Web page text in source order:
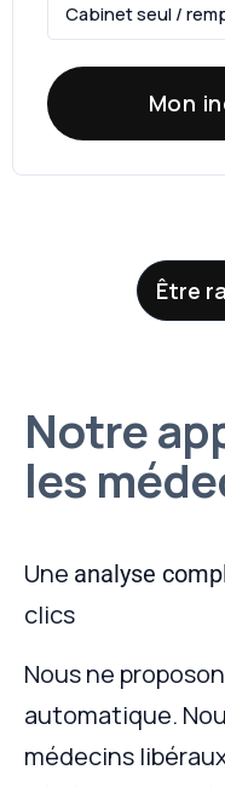
Mon
Être
Notre
les
Une analyse
clics
Nous ne
automatique.
médecins